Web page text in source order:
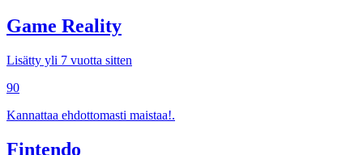
Game Reality
Lisätty yli 7 vuotta sitten
90
Kannattaa ehdottomasti maistaa!.
Fintendo